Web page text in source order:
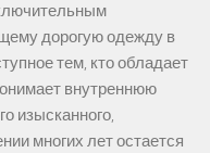
дорогую одежду в
тем, кто обладает
внутреннюю
изысканного,
многих лет остается